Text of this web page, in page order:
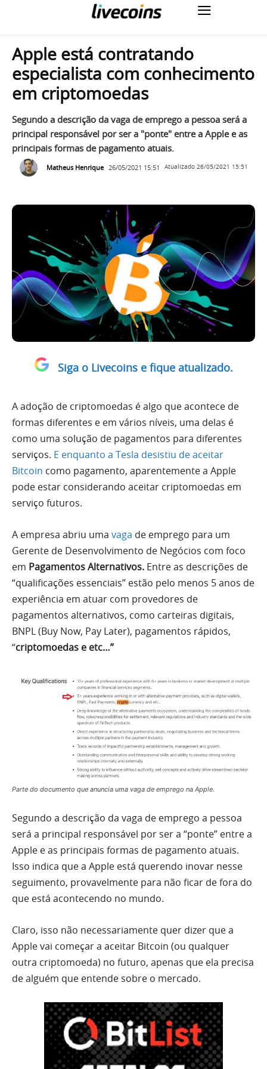
Apple está contratando
especialista com conhecimento
em criptomoedas
Segundo a descrição da vaga de emprego a pessoa será a
principal responsável por ser a "ponte" entre a Apple e as
principais formas de pagamento atuais.
Matheus Henrique 26/05/2021 15:51 Atualizado 26/05/2021 15:51
Siga o Livecoins e fique atualizado.
A adoção de criptomoedas é algo que acontece de
formas diferentes e em vários níveis, uma delas é
como uma solução de pagamentos para diferentes
serviços. E enquanto a Tesla desistiu de aceitar
Bitcoin como pagamento, aparentemente a Apple
pode estar considerando aceitar criptomoedas em
serviço futuros.
A empresa abriu uma vaga de emprego para um
Gerente de Desenvolvimento de Negócios com foco
em Pagamentos Alternativos. Entre as descrições de
“qualificações essenciais” estão pelo menos 5 anos de
experiência em atuar com provedores de
pagamentos alternativos, como carteiras digitais,
BNPL (Buy Now, Pay Later), pagamentos rápidos,
“criptomoedas e etc…”
Parte do documento que anuncia uma vaga de emprego na Apple.
Segundo a descrição da vaga de emprego a pessoa
será a principal responsável por ser a “ponte” entre a
Apple e as principais formas de pagamento atuais.
Isso indica que a Apple está querendo inovar nesse
seguimento, provavelmente para não ficar de fora do
que está acontecendo no mundo.
Claro, isso não necessariamente quer dizer que a
Apple vai começar a aceitar Bitcoin (ou qualquer
outra criptomoeda) no futuro, apenas que ela precisa
de alguém que entende sobre o mercado.